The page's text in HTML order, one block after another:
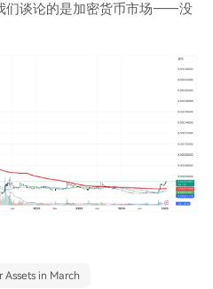
们谈论的是加密货币市场——没
Assets in March